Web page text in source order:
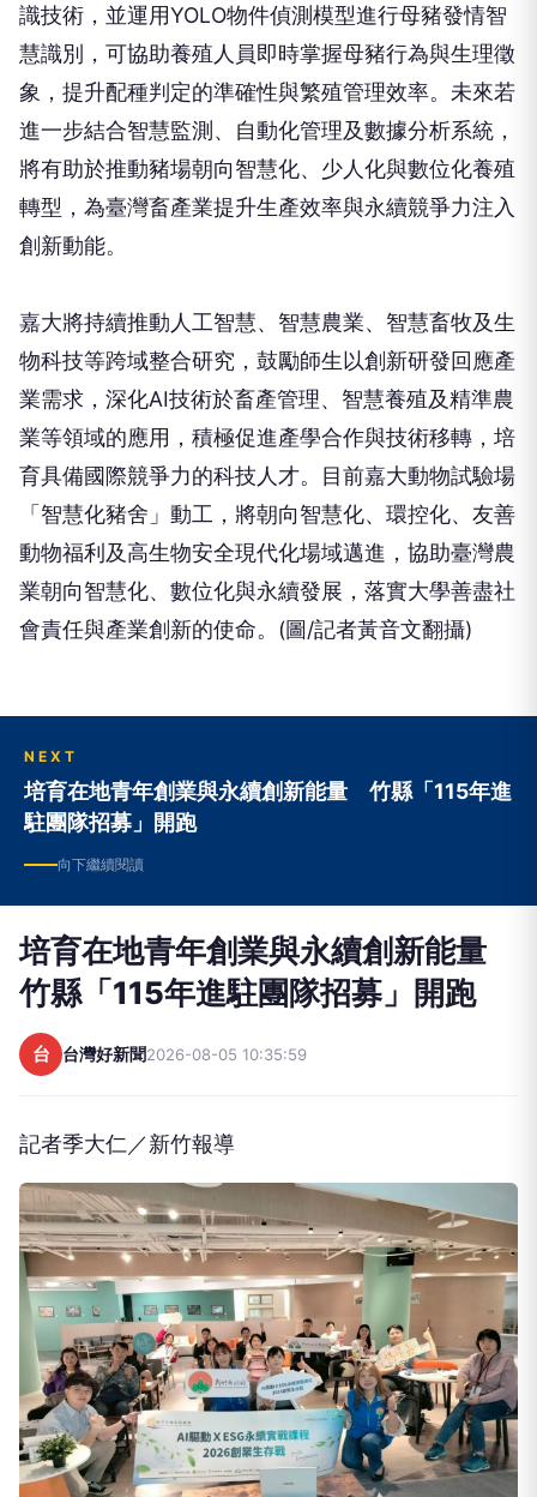
識技術，並運用YOLO物件偵測模型進行母豬發情智
慧識別，可協助養殖人員即時掌握母豬行為與生理徵
象，提升配種判定的準確性與繁殖管理效率。未來若
進一步結合智慧監測、自動化管理及數據分析系統，
將有助於推動豬場朝向智慧化、少人化與數位化養殖
轉型，為臺灣畜產業提升生產效率與永續競爭力注入
創新動能。
嘉大將持續推動人工智慧、智慧農業、智慧畜牧及生
物科技等跨域整合研究，鼓勵師生以創新研發回應產
業需求，深化AI技術於畜產管理、智慧養殖及精準農
業等領域的應用，積極促進產學合作與技術移轉，培
育具備國際競爭力的科技人才。目前嘉大動物試驗場
「智慧化豬舍」動工，將朝向智慧化、環控化、友善
動物福利及高生物安全現代化場域邁進，協助臺灣農
業朝向智慧化、數位化與永續發展，落實大學善盡社
會責任與產業創新的使命。(圖/記者黃音文翻攝)
NEXT
培育在地青年創業與永續創新能量 竹縣「115年進
駐團隊招募」開跑
向下繼續閱讀
培育在地青年創業與永續創新能量
竹縣「115年進駐團隊招募」開跑
台 台灣好新聞2026-08-05 10:35:59
記者季大仁／新竹報導